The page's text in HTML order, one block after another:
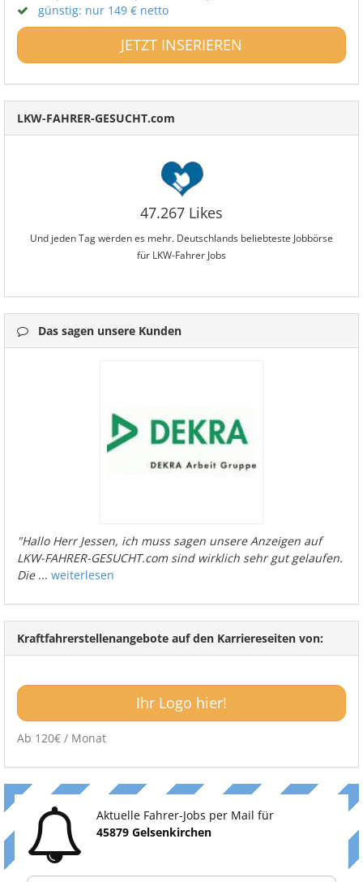
günstig: nur 149 € netto
JETZT INSERIEREN
LKW-FAHRER-GESUCHT.com
47.267 Likes
Und jeden Tag werden es mehr. Deutschlands beliebteste Jobbörse
für LKW-Fahrer Jobs
Das sagen unsere Kunden
"Hallo Herr Jessen, ich muss sagen unsere Anzeigen auf
LKW-FAHRER-GESUCHT.com sind wirklich sehr gut gelaufen.
Die... weiterlesen
Kraftfahrerstellenangebote auf den Karriereseiten von:
Ihr Logo hier!
Ab 120€ / Monat
Aktuelle Fahrer-Jobs per Mail für
45879 Gelsenkirchen